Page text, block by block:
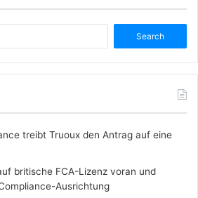
for:
treibt Truoux den Antrag auf eine
britische FCA-Lizenz voran und
Ausrichtung